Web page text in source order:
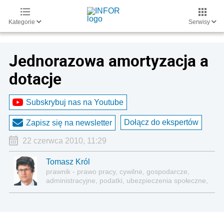
Kategorie Serwisy
Jednorazowa amortyzacja a
dotacje
Subskrybuj nas na Youtube
Zapisz się na newsletter Dołącz do ekspertów
22 czerwca 2010, 11:29
Tomasz Król
prawnik - prawo pracy, cywilne, gospodarcze,
administracyjne, podatki, ubezpieczenia społeczne,